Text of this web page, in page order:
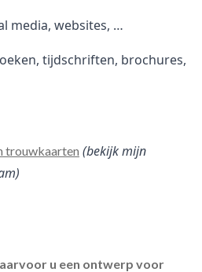
media, websites, …
tijdschriften, brochures,
trouwkaarten (bekijk mijn
u een ontwerp voor